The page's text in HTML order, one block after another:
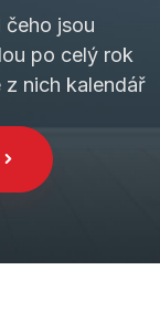
jsou
po celý rok
nich kalendář